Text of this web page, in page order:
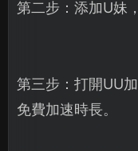
第二步：添加U妹
第三步：打開UU
免費加速時長。